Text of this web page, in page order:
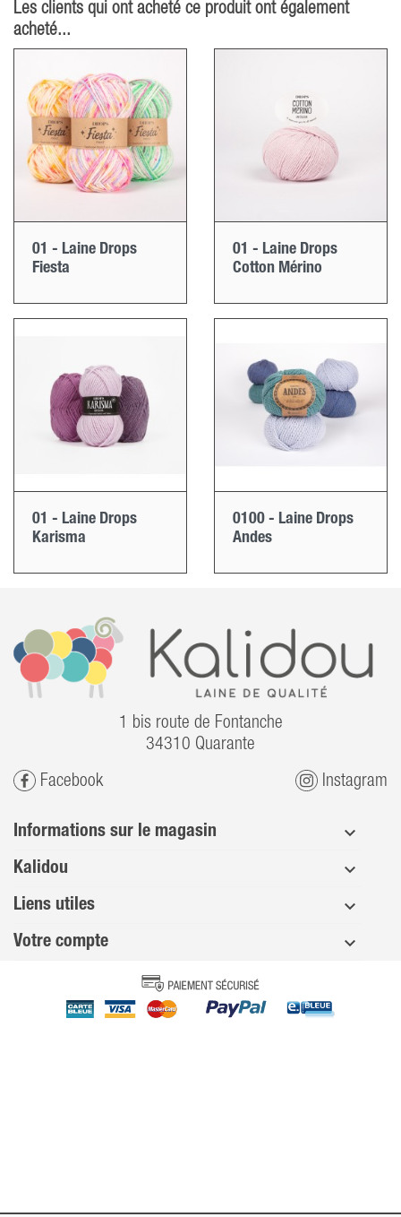
Les clients qui ont acheté ce produit ont également
acheté...
01 - Laine Drops
Fiesta
01 - Laine Drops
Cotton Mérino
01 - Laine Drops
Karisma
0100 - Laine Drops
Andes
1 bis route de Fontanche
34310 Quarante
Facebook Instagram
Informations sur le magasin
Kalidou
Liens utiles
Votre compte